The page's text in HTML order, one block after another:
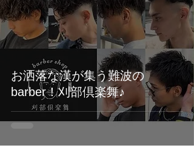
お洒落な漢が集う難波の
barber！刈部倶楽舞♪